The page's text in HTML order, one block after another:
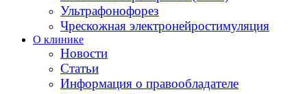
Ультрафонофорез
Чрескожная электронейростимуляция
О клинике
Новости
Статьи
Информация о правообладателе